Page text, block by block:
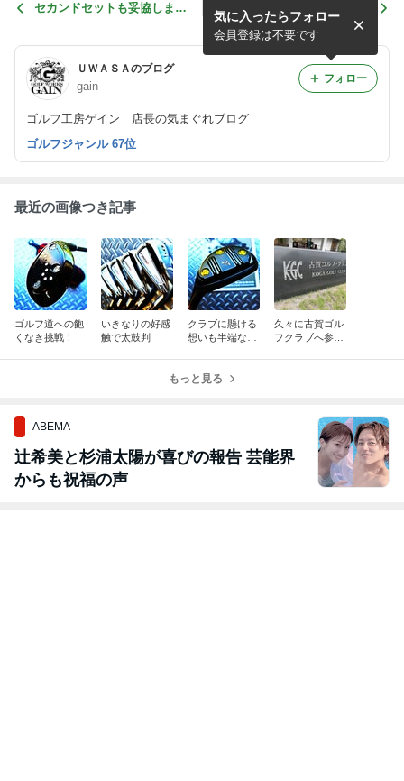
セカンドセットも妥協しませ
ドンピシャアイアンの次なる
作戦で！
ＵＷＡＳＡのブログ
gain
ゴルフ工房ゲイン 店長の気まぐれブログ
気に入ったらフォロー
会員登録は不要です
フォロー
ゴルフジャンル 67位
最近の画像つき記事
ゴルフ道への飽
くなき挑戦！
いきなりの好感
触で太鼓判
クラブに懸ける
想いも半端な
久々に古賀ゴル
フクラブへ参上
もっと見る
ABEMA
辻希美と杉浦太陽が喜びの報告 芸能界
からも祝福の声